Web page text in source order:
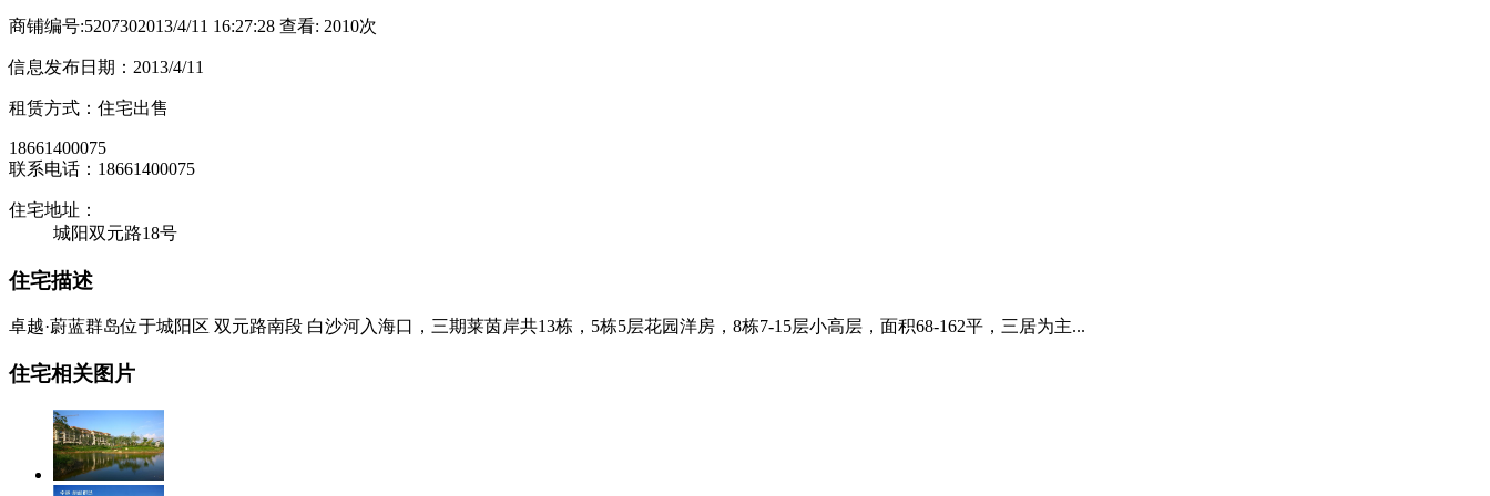
商铺编号:5207302013/4/11 16:27:28 查看: 2010次
信息发布日期：2013/4/11
租赁方式：住宅出售
18661400075
联系电话：18661400075
住宅地址：
城阳双元路18号
住宅描述
卓越·蔚蓝群岛位于城阳区 双元路南段 白沙河入海口，三期莱茵岸共13栋，5栋5层花园洋房，8栋7-15层小高层，面积68-162平，三居为主...
住宅相关图片